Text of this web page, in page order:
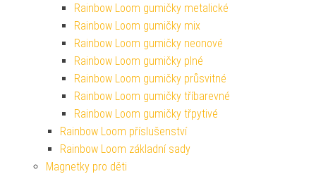
Rainbow Loom gumičky metalické
Rainbow Loom gumičky mix
Rainbow Loom gumičky neonové
Rainbow Loom gumičky plné
Rainbow Loom gumičky průsvitné
Rainbow Loom gumičky tříbarevné
Rainbow Loom gumičky třpytivé
Rainbow Loom příslušenství
Rainbow Loom základní sady
Magnetky pro děti